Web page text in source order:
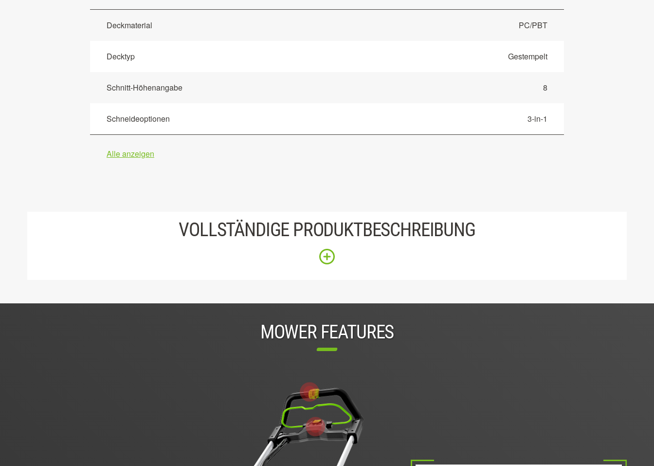
Deckmaterial PC/PBT
Decktyp Gestempelt
Schnitt-Höhenangabe 8
Schneideoptionen 3-in-1
Alle anzeigen
VOLLSTÄNDIGE PRODUKTBESCHREIBUNG
MOWER FEATURES